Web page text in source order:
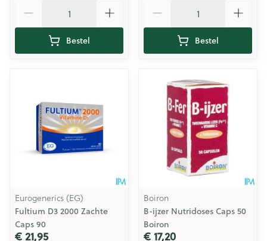
Bestel Bestel
Eurogenerics (EG)
Fultium D3 2000 Zachte
Caps 90
€ 21,95
Boiron
B-ijzer Nutridoses Caps 50
Boiron
€ 17,20